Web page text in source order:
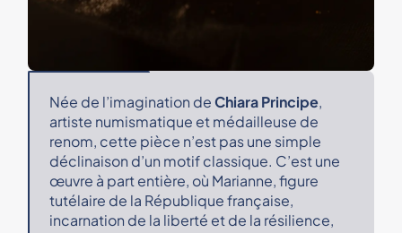
Née de l’imagination deChiara Principe,
artiste numismatique et médailleuse de
renom, cette pièce n’est pas une simple
déclinaison d’un motif classique. C’est une
œuvre à part entière, où Marianne, figure
tutélaire de la République française,
incarnation de la liberté et de la résilience,